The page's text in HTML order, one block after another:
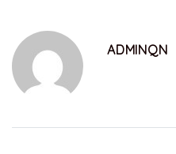
ADMINQN